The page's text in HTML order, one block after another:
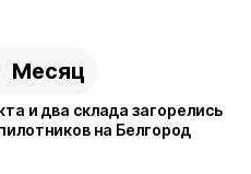
Месяц
и два склада загорелись
на Белгород